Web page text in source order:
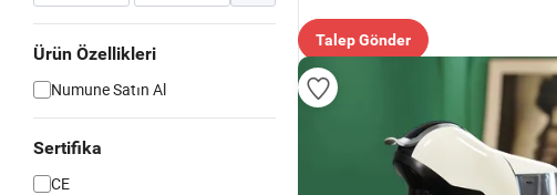
Ürün Özellikleri
Numune Satın Al
Sertifika
CE
Talep Gönder